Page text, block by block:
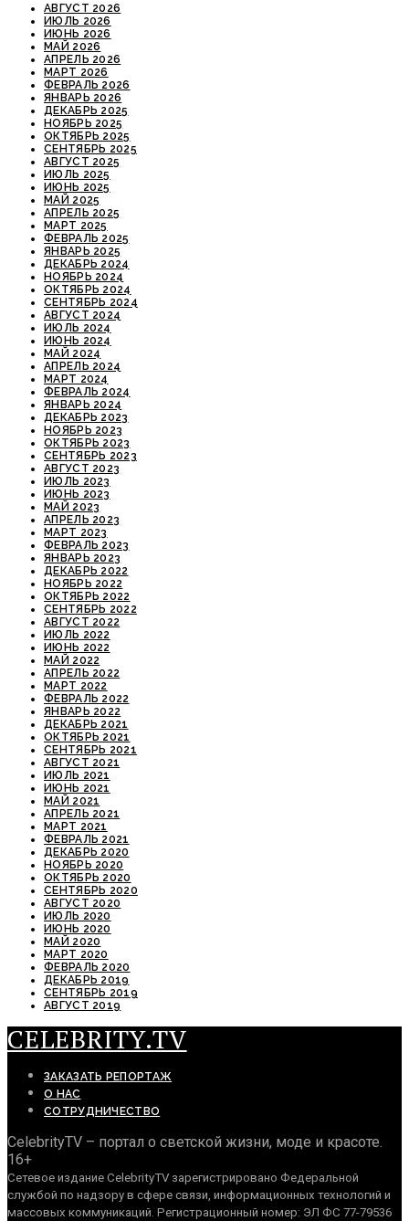
АВГУСТ 2026
ИЮЛЬ 2026
ИЮНЬ 2026
МАЙ 2026
АПРЕЛЬ 2026
МАРТ 2026
ФЕВРАЛЬ 2026
ЯНВАРЬ 2026
ДЕКАБРЬ 2025
НОЯБРЬ 2025
ОКТЯБРЬ 2025
СЕНТЯБРЬ 2025
АВГУСТ 2025
ИЮЛЬ 2025
ИЮНЬ 2025
МАЙ 2025
АПРЕЛЬ 2025
МАРТ 2025
ФЕВРАЛЬ 2025
ЯНВАРЬ 2025
ДЕКАБРЬ 2024
НОЯБРЬ 2024
ОКТЯБРЬ 2024
СЕНТЯБРЬ 2024
АВГУСТ 2024
ИЮЛЬ 2024
ИЮНЬ 2024
МАЙ 2024
АПРЕЛЬ 2024
МАРТ 2024
ФЕВРАЛЬ 2024
ЯНВАРЬ 2024
ДЕКАБРЬ 2023
НОЯБРЬ 2023
ОКТЯБРЬ 2023
СЕНТЯБРЬ 2023
АВГУСТ 2023
ИЮЛЬ 2023
ИЮНЬ 2023
МАЙ 2023
АПРЕЛЬ 2023
МАРТ 2023
ФЕВРАЛЬ 2023
ЯНВАРЬ 2023
ДЕКАБРЬ 2022
НОЯБРЬ 2022
ОКТЯБРЬ 2022
СЕНТЯБРЬ 2022
АВГУСТ 2022
ИЮЛЬ 2022
ИЮНЬ 2022
МАЙ 2022
АПРЕЛЬ 2022
МАРТ 2022
ФЕВРАЛЬ 2022
ЯНВАРЬ 2022
ДЕКАБРЬ 2021
ОКТЯБРЬ 2021
СЕНТЯБРЬ 2021
АВГУСТ 2021
ИЮЛЬ 2021
ИЮНЬ 2021
МАЙ 2021
АПРЕЛЬ 2021
МАРТ 2021
ФЕВРАЛЬ 2021
ДЕКАБРЬ 2020
НОЯБРЬ 2020
ОКТЯБРЬ 2020
СЕНТЯБРЬ 2020
АВГУСТ 2020
ИЮЛЬ 2020
ИЮНЬ 2020
МАЙ 2020
МАРТ 2020
ФЕВРАЛЬ 2020
ДЕКАБРЬ 2019
СЕНТЯБРЬ 2019
АВГУСТ 2019
CELEBRITY.TV
ЗАКАЗАТЬ РЕПОРТАЖ
О НАС
СОТРУДНИЧЕСТВО
CelebrityTV – портал о светской жизни, моде и красоте.
16+
Сетевое издание CelebrityTV зарегистрировано Федеральной
службой по надзору в сфере связи, информационных технологий и
массовых коммуникаций. Регистрационный номер: ЭЛ ФС 77-79536